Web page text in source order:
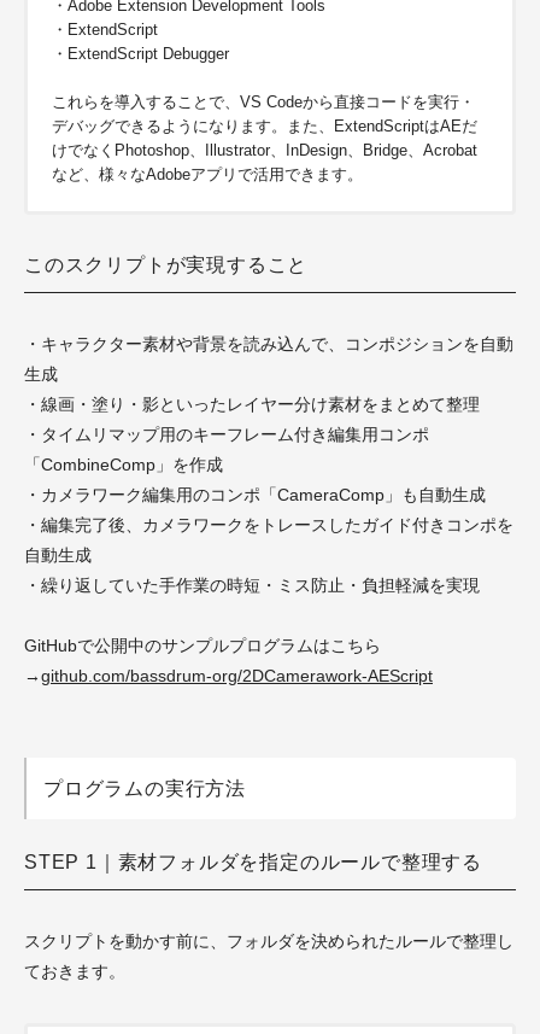
・Adobe Extension Development Tools
・ExtendScript
・ExtendScript Debugger
これらを導入することで、VS Codeから直接コードを実行・
デバッグできるようになります。また、ExtendScriptはAEだ
けでなくPhotoshop、Illustrator、InDesign、Bridge、Acrobat
など、様々なAdobeアプリで活用できます。
このスクリプトが実現すること
・キャラクター素材や背景を読み込んで、コンポジションを自動
生成
・線画・塗り・影といったレイヤー分け素材をまとめて整理
・タイムリマップ用のキーフレーム付き編集用コンポ
「CombineComp」を作成
・カメラワーク編集用のコンポ「CameraComp」も自動生成
・編集完了後、カメラワークをトレースしたガイド付きコンポを
自動生成
・繰り返していた手作業の時短・ミス防止・負担軽減を実現
GitHubで公開中のサンプルプログラムはこちら
→github.com/bassdrum-org/2DCamerawork-AEScript
プログラムの実行方法
STEP 1｜素材フォルダを指定のルールで整理する
スクリプトを動かす前に、フォルダを決められたルールで整理し
ておきます。